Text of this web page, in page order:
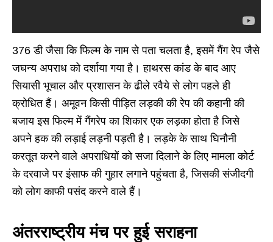
376 डी जैसा कि फिल्म के नाम से पता चलता है, इसमें गैंग रेप जैसे
जघन्य अपराध को दर्शाया गया है। हाथरस कांड के बाद आए
सियासी भूचाल और प्रशासन के ढीले रवैये से लोग पहले ही
क्रोधित हैं। अमूवन किसी पीड़ित लड़की की रेप की कहानी की
बजाय इस फिल्म में गैंगरेप का शिकार एक लड़का होता है जिसे
अपने हक की लड़ाई लड़नी पड़ती है। लड़के के साथ घिनौनी
करतूत करने वाले अपराधियों को सजा दिलाने के लिए मामला कोर्ट
के दरवाजे पर इंसाफ की गुहार लगाने पहुंचता है, जिसकी संजीदगी
को लोग काफी पसंद करने वाले हैं।
अंतरराष्ट्रीय मंच पर हुई सराहना